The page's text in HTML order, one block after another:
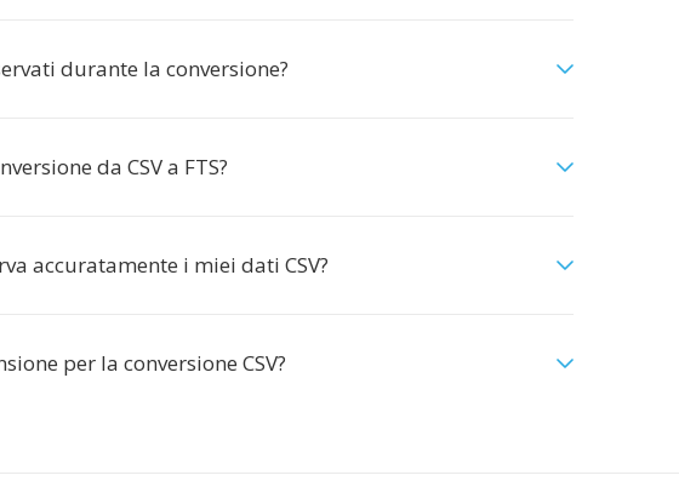
durante la conversione?
da CSV a FTS?
accuratamente i miei dati CSV?
per la conversione CSV?